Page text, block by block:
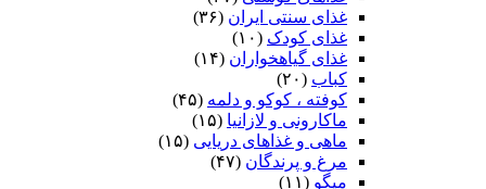
غذای سنتی ایران (۳۶)
غذای کودک (۱۰)
غذای گیاهخواران (۱۴)
کباب (۲۰)
کوفته ، کوکو و دلمه (۴۵)
ماکارونی و لازانیا (۱۵)
ماهی و غذاهای دریایی (۱۵)
مرغ و پرندگان (۴۷)
میگو (۱۱)